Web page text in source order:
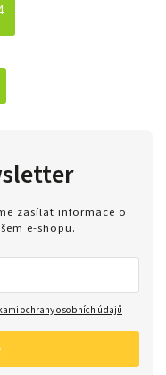
zasílat informace o
e-shopu.
ochrany osobních údajů